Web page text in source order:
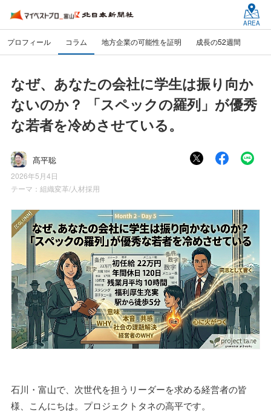
AREA
プロフィール コラム 地方企業の可能性を証明 成長の52週間
なぜ、あなたの会社に学生は振り向か
ないのか？ 「スペックの羅列」が優秀
な若者を冷めさせている。
髙平聡
2026年5月4日
テーマ： 組織変革/人材採用
石川・富山で、次世代を担うリーダーを求める経営者の皆
様、こんにちは。プロジェクトタネの高平です。